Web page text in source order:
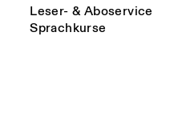
Leser- & Aboservice
Sprachkurse